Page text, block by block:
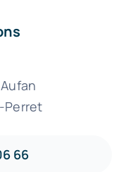
Perret
66